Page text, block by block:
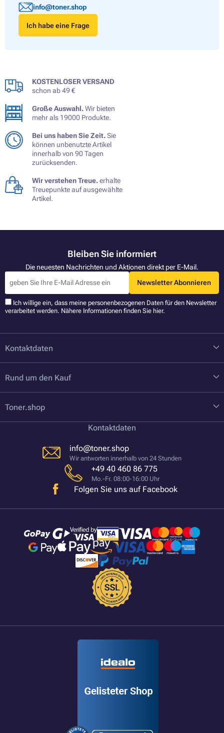
info@toner.shop
Ich habe eine Frage
KOSTENLOSER VERSAND
schon ab 49 €
Große Auswahl.Wir bieten
mehr als 19000 Produkte.
Bei uns haben Sie Zeit.Sie
können unbenutzte Artikel
innerhalb von 90 Tagen
zurücksenden.
Wir verstehen Treue.erhalte
Treuepunkte auf ausgewählte
Artikel.
Bleiben Sie informiert
Die neuesten Nachrichten und Aktionen direkt per E-Mail.
Newsletter Abonnieren
Ich willige ein, dass meine personenbezogenen Daten für den Newsletter
verarbeitet werden. Nähere Informationen finden Sie hier.
Kontaktdaten
Rund um den Kauf
Toner.shop
Kontaktdaten
info@toner.shop
Wir antworten innerhalb von 24 Stunden
+49 40 460 86 775
Mo.-Fr. 08:00-16:00 Uhr
Folgen Sie uns auf Facebook